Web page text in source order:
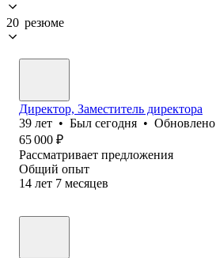
20 резюме
Директор, Заместитель директора
39 лет • Был сегодня • Обновлено
65 000 ₽
Рассматривает предложения
Общий опыт
14 лет 7 месяцев